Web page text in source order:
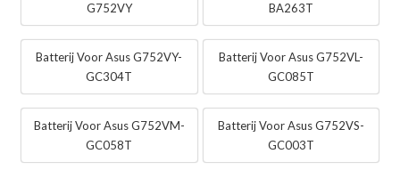
G752VY
BA263T
Batterij Voor Asus G752VY-
GC304T
Batterij Voor Asus G752VL-
GC085T
Batterij Voor Asus G752VM-
GC058T
Batterij Voor Asus G752VS-
GC003T